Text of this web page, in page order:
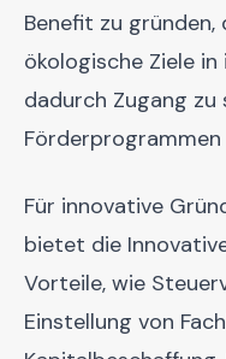
Benefit zu
ökologische Ziele
dadurch Zugang zu
Für innovative
bietet die
Vorteile, wie
Einstellung von